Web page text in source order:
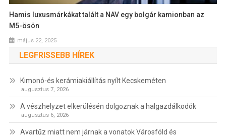
Hamis luxusmárkákat talált a NAV egy bolgár kamionban az
M5-ösön
május 22, 2025
LEGFRISSEBB HÍREK
Kimonó-és kerámiakiállítás nyílt Kecskeméten
augusztus 7, 2026
A vészhelyzet elkerülésén dolgoznak a halgazdálkodók
augusztus 6, 2026
Avartűz miatt nem járnak a vonatok Városföld és